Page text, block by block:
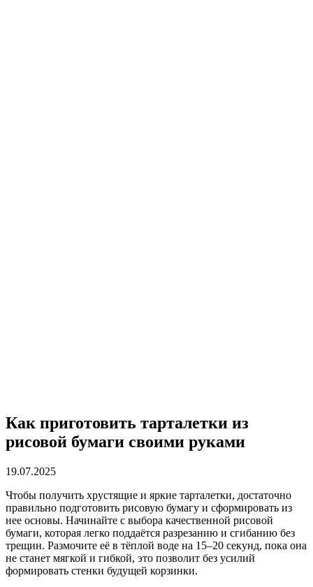
Как приготовить тарталетки из
рисовой бумаги своими руками
19.07.2025
Чтобы получить хрустящие и яркие тарталетки, достаточно
правильно подготовить рисовую бумагу и сформировать из
нее основы. Начинайте с выбора качественной рисовой
бумаги, которая легко поддаётся разрезанию и сгибанию без
трещин. Размочите её в тёплой воде на 15–20 секунд, пока она
не станет мягкой и гибкой, это позволит без усилий
формировать стенки будущей корзинки.